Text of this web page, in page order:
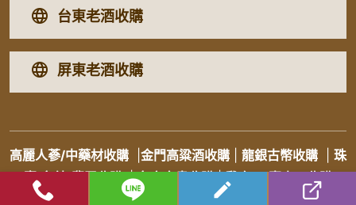
台東老酒收購
屏東老酒收購
高麗人蔘/中藥材收購 金門高粱酒收購 龍銀古幣收購
珠
寶/名錶/翡翠收購|名家字畫收購 雞血石/壽山石收購